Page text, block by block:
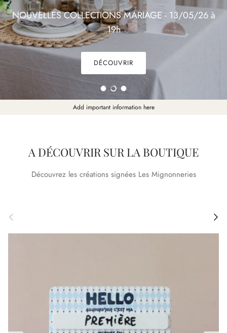
NOUVELLES COLLECTIONS MARIAGE - 13/05/26 à
19h
DÉCOUVRIR
Charger la diapositive 1 de 3
Charger la diapositive 2 de 3
Charger la diapositive 3 de 3
Add important information here
A DÉCOUVRIR SUR LA BOUTIQUE
Découvrez les créations signées Les Mignonneries
Précédent Suivant